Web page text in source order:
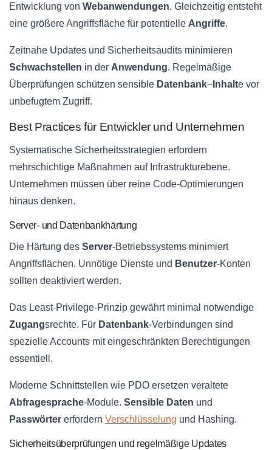
Entwicklung von Webanwendungen. Gleichzeitig entsteht
eine größere Angriffsfläche für potentielle Angriffe.
Zeitnahe Updates und Sicherheitsaudits minimieren
Schwachstellen in der Anwendung. Regelmäßige
Überprüfungen schützen sensible Datenbank– Inhalte vor
unbefugtem Zugriff.
Best Practices für Entwickler und Unternehmen
Systematische Sicherheitsstrategien erfordern
mehrschichtige Maßnahmen auf Infrastrukturebene.
Unternehmen müssen über reine Code-Optimierungen
hinaus denken.
Server- und Datenbankhärtung
Die Härtung des Server-Betriebssystems minimiert
Angriffsflächen. Unnötige Dienste und Benutzer-Konten
sollten deaktiviert werden.
Das Least-Privilege-Prinzip gewährt minimal notwendige
Zugangsrechte. Für Datenbank-Verbindungen sind
spezielle Accounts mit eingeschränkten Berechtigungen
essentiell.
Moderne Schnittstellen wie PDO ersetzen veraltete
Abfragesprache-Module. Sensible Daten und
Passwörter erfordern Verschlüsselung und Hashing.
Sicherheitsüberprüfungen und regelmäßige Updates